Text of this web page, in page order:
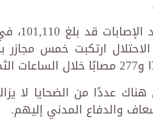
ارتكبت خمس
عددًا من الضحايا لا
والدفاع المدني إليهم.